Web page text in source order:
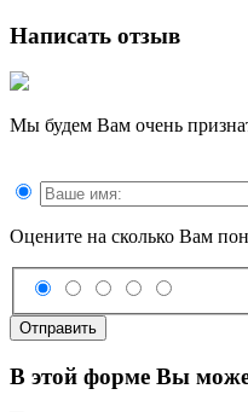
Написать отзыв
Мы будем Вам очень
Оцените на сколько Вам
Отправить
В этой форме Вы